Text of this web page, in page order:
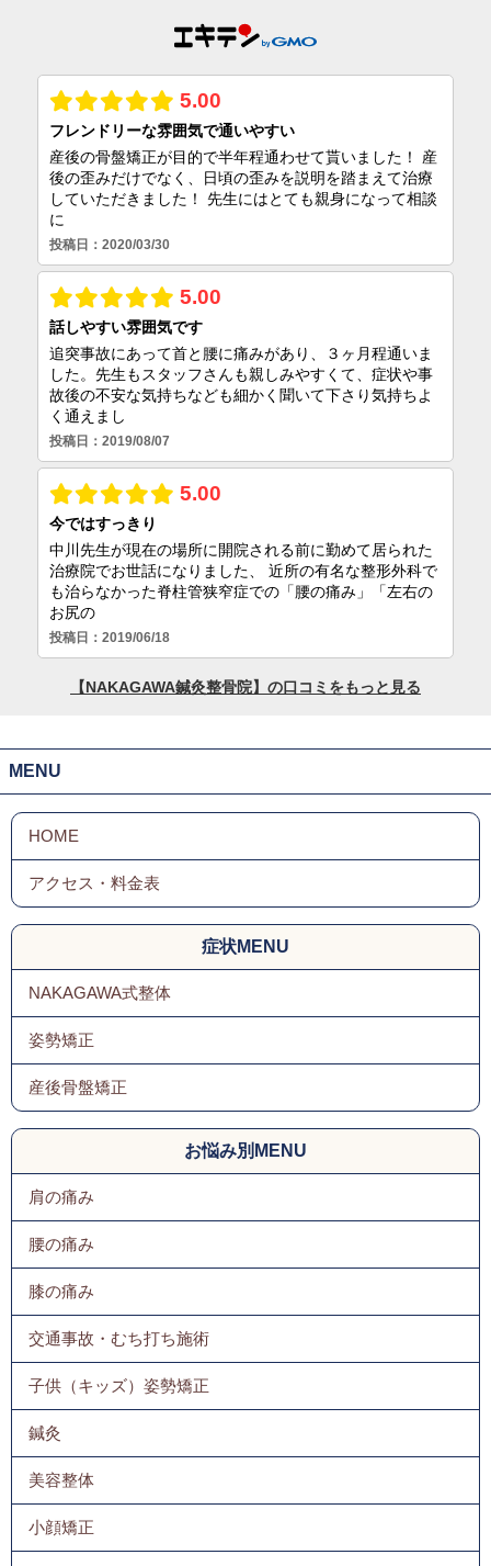
MENU
症状MENU
NAKAGAWA式整体
姿勢矯正
産後骨盤矯正
お悩み別MENU
肩の痛み
腰の痛み
膝の痛み
交通事故・むち打ち施術
子供（キッズ）姿勢矯正
鍼灸
美容整体
小顔矯正